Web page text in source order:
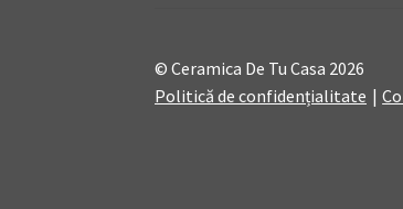
© Ceramica De Tu Casa 2026
Politică de confidențialitate